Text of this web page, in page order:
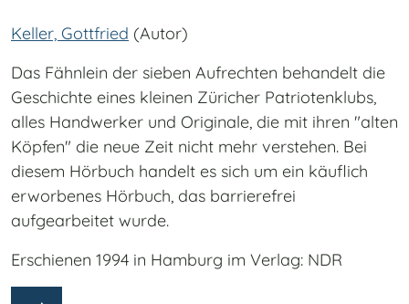
Keller, Gottfried (Autor)
Das Fähnlein der sieben Aufrechten behandelt die
Geschichte eines kleinen Züricher Patriotenklubs,
alles Handwerker und Originale, die mit ihren "alten
Köpfen" die neue Zeit nicht mehr verstehen. Bei
diesem Hörbuch handelt es sich um ein käuflich
erworbenes Hörbuch, das barrierefrei
aufgearbeitet wurde.
Erschienen 1994 in Hamburg im Verlag: NDR